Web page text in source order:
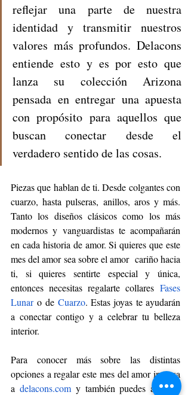
reflejar una parte de nuestra
identidad y transmitir nuestros
valores más profundos. Delacons
entiende esto y es por esto que
lanza su colección Arizona
pensada en entregar una apuesta
con propósito para aquellos que
buscan conectar desde el
verdadero sentido de las cosas.
Piezas que hablan de ti. Desde colgantes con
cuarzo, hasta pulseras, anillos, aros y más.
Tanto los diseños clásicos como los más
modernos y vanguardistas te acompañarán
en cada historia de amor. Si quieres que este
mes del amor sea sobre el amor  cariño hacia
ti, si quieres sentirte especial y única,
entonces necesitas regalarte collares Fases
Lunar o de Cuarzo. Estas joyas te ayudarán
a conectar contigo y a celebrar tu belleza
interior.
Para conocer más sobre las distintas
opciones a regalar este mes del amor ingresa
a delacons.com y también puedes agendar